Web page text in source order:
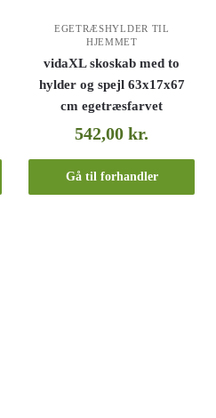
EGETRÆSHYLDER TIL
HJEMMET
vidaXL skoskab med to
hylder og spejl 63x17x67
cm egetræsfarvet
542,00kr.
Gå til forhandler